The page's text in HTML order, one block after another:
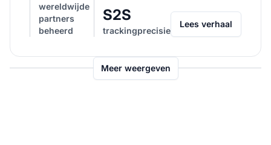
wereldwijde
partners
beheerd
S2S
trackingprecisie
Lees verhaal
Meer weergeven